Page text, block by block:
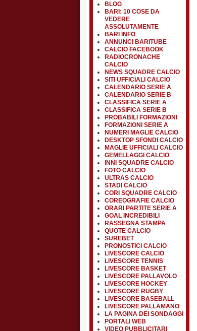
BLOG
BARI: 10 COSE DA
VEDERE
ASSOLUTAMENTE
BARI INFO
ANNUNCI BARITUBE
CALCIO FACEBOOK
RADIOCRONACHE
CALCIO
NEWS SQUADRE CALCIO
SITI UFFICIALI CALCIO
CALENDARIO SERIE A
CALENDARIO SERIE B
CLASSIFICA SERIE A
CLASSIFICA SERIE B
PROBABILI FORMAZIONI
FORMAZIONI SERIE A
NUMERI MAGLIE CALCIO
DESKTOP SFONDI CALCIO
MAGLIE UFFICIALI CALCIO
GEMELLAGGI CALCIO
INNI SQUADRE CALCIO
FOTO CALCIO
ULTRAS CALCIO
STADI CALCIO
CORI SQUADRE CALCIO
COREOGRAFIE CALCIO
ORARI PARTITE SERIE A
GOAL INCREDIBILI
RASSEGNA STAMPA
QUOTE CALCIO
SUREBET
PRONOSTICI CALCIO
LIVESCORE CALCIO
LIVESCORE TENNIS
LIVESCORE BASKET
LIVESCORE PALLAVOLO
LIVESCORE HOCKEY
LIVESCORE RUGBY
LIVESCORE BASEBALL
LIVESCORE PALLAMANO
LA PAGINA DEI SONDAGGI
PORTALI WEB
VIDEO PUBBLICITARI